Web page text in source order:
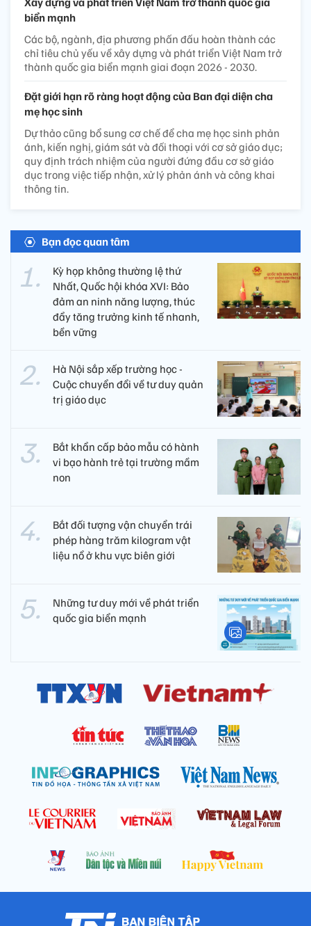
biển mạnh
Các bộ, ngành, địa phương phấn đấu hoàn thành các
chỉ tiêu chủ yếu về xây dựng và phát triển Việt Nam trở
thành quốc gia biển mạnh giai đoạn 2026 - 2030.
Đặt giới hạn rõ ràng hoạt động của Ban đại diện cha
mẹ học sinh
Dự thảo cũng bổ sung cơ chế để cha mẹ học sinh phản
ánh, kiến nghị, giám sát và đối thoại với cơ sở giáo dục;
quy định trách nhiệm của người đứng đầu cơ sở giáo
dục trong việc tiếp nhận, xử lý phản ánh và công khai
thông tin.
Bạn đọc quan tâm
Kỳ họp không thường lệ thứ
Nhất, Quốc hội khóa XVI: Bảo
đảm an ninh năng lượng, thúc
đẩy tăng trưởng kinh tế nhanh,
bền vững
Hà Nội sắp xếp trường học -
Cuộc chuyển đổi về tư duy quản
trị giáo dục
Bắt khẩn cấp bảo mẫu có hành
vi bạo hành trẻ tại trường mầm
non
Bắt đối tượng vận chuyển trái
phép hàng trăm kilogram vật
liệu nổ ở khu vực biên giới
Những tư duy mới về phát triển
quốc gia biển mạnh